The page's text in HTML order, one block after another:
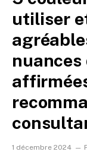
utiliser
1 décembre 2024